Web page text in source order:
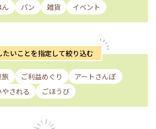
ん パン 雑貨 イベント
たいことを指定して絞り込む
ご利益めぐり
アートさんぽ
やされる ごほうび